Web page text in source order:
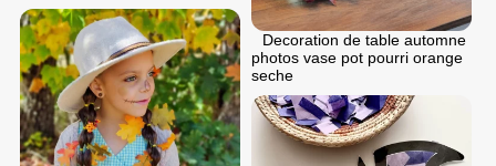
Decoration de table automne
photos vase pot pourri orange
seche